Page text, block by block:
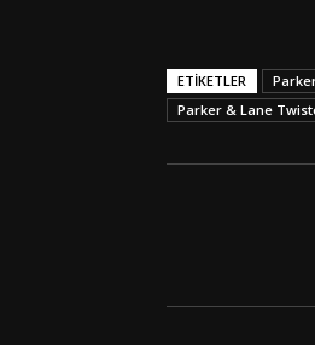
ETIKETLER
Parker & Lane